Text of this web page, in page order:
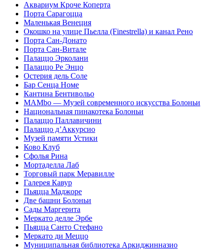
Аквариум Кроче Коперта
Порта Сарагоцца
Маленькая Венеция
Окошко на улице Пьелла (Finestrella) и канал Рено
Порта Сан-Донато
Порта Сан-Витале
Палаццо Эрколани
Палаццо Ре Энцо
Остерия дель Соле
Бар Сенца Номе
Кантина Бентивольо
MAMbo — Музей современного искусства Болоньи
Национальная пинакотека Болоньи
Палаццо Паллавичини
Палаццо д’Аккурсио
Музей памяти Устики
Ково Клуб
Сфолья Рина
Мортаделла Лаб
Торговый парк Меравилле
Галерея Кавур
Пьяцца Маджоре
Две башни Болоньи
Сады Маргерита
Меркато делле Эрбе
Пьяцца Санто Стефано
Меркато ди Меццо
Муниципальная библиотека Аркиджинназио